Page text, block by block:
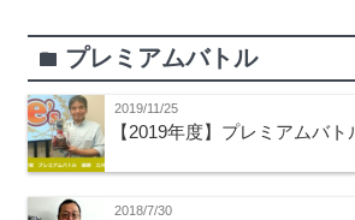
folder プレミアムバトル
2019/11/25
【2019年度】プレミアムバト
2018/7/30